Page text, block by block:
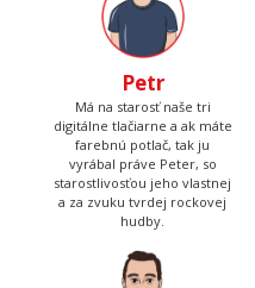
Petr
Má na starosť naše tri
digitálne tlačiarne a ak máte
farebnú potlač, tak ju
vyrábal práve Peter, so
starostlivosťou jeho vlastnej
a za zvuku tvrdej rockovej
hudby.